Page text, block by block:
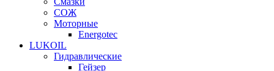
СОЖ
Моторные
Energotec
LUKOIL
Гидравлические
Гейзер